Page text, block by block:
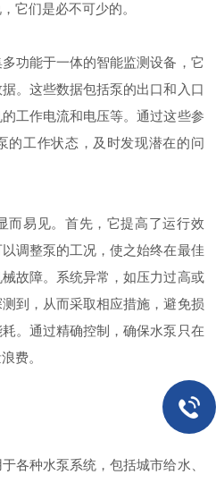
它们是必不可少的。
功能于一体的智能监测设备，它
。这些数据包括泵的出口和入口
工作电流和电压等。通过这些参
的工作状态，及时发现潜在的问
易见。首先，它提高了运行效
调整泵的工况，使之始终在最佳
故障。系统异常，如压力过高或
到，从而采取相应措施，避免损
。通过精确控制，确保水泵只在
费。
种水泵系统，包括城市给水、